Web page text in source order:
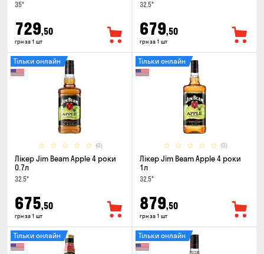
35°
729,50
грн за 1 шт
32.5°
679,50
грн за 1 шт
(0)
Тільки онлайн
Лікер Jim Beam Apple 4 роки
0.7л
32.5°
675,50
грн за 1 шт
(0)
Тільки онлайн
Лікер Jim Beam Apple 4 роки
1л
32.5°
879,50
грн за 1 шт
Тільки онлайн Тільки онлайн